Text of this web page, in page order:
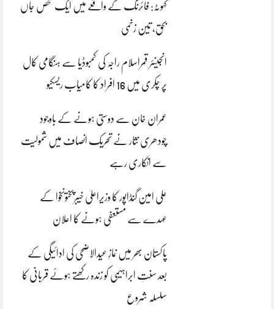
کہوٹہ: فائرنگ کے واقعے میں ایک شخص جاں
بحق، تین زخمی
انجینئر قمراسلام راجہ کی کمبوڈیا سے ہنگامی کال
پر چکری میں 16 افراد کا کامیاب ریسکیو
عمران خان سے دوستی ہونے کے باوجود
چودھری نثار نے تحریک انصاف میں شمولیت
سے انکاری رہے
علی امین گنڈاپور کا وزیراعلیٰ خیبرپختونخوا کے
عہدے سے مستعفی ہونے کا اعلان
پاکستان بھر میں نمازِ عیدالاضحی کی ادائیگی کے
بعد سنتِ ابراہیمی کو زندہ رکھتے ہوئے قربانی کا
سلسلہ شروع